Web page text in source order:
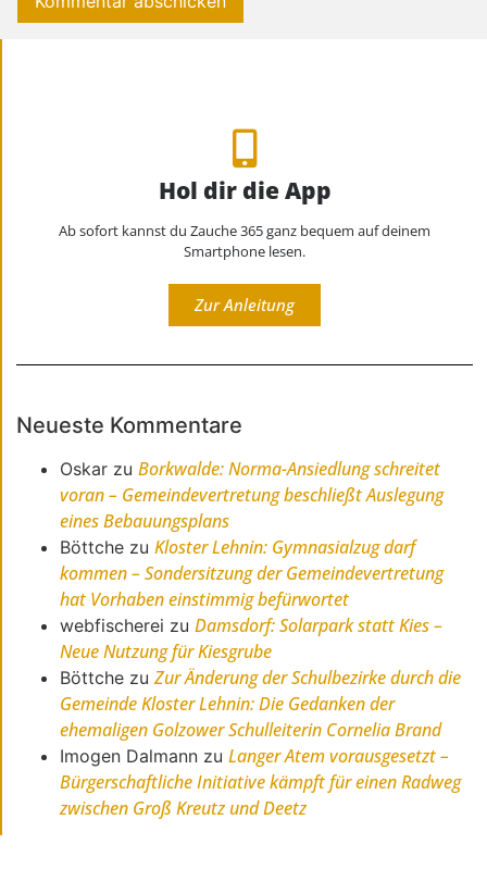
Hol dir die App
Ab sofort kannst du Zauche 365 ganz bequem auf deinem
Smartphone lesen.
Zur Anleitung
Neueste Kommentare
Oskar zuBorkwalde: Norma-Ansiedlung schreitet
voran – Gemeindevertretung beschließt Auslegung
eines Bebauungsplans
Böttche zuKloster Lehnin: Gymnasialzug darf
kommen – Sondersitzung der Gemeindevertretung
hat Vorhaben einstimmig befürwortet
webfischerei zuDamsdorf: Solarpark statt Kies –
Neue Nutzung für Kiesgrube
Böttche zuZur Änderung der Schulbezirke durch die
Gemeinde Kloster Lehnin: Die Gedanken der
ehemaligen Golzower Schulleiterin Cornelia Brand
Imogen Dalmann zuLanger Atem vorausgesetzt –
Bürgerschaftliche Initiative kämpft für einen Radweg
zwischen Groß Kreutz und Deetz